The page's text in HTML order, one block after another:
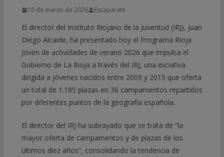
10 de marzo de 2026 Escaparate
El director del Instituto Riojano de la Juventud (IRJ), Juan
Diego Alcaide, ha presentado hoy el Programa Rioja
Joven de actividades de verano 2026 que impulsa el
Gobierno de La Rioja a través del IRJ, una iniciativa
dirigida a jóvenes nacidos entre 2009 y 2015 que oferta
un total de 1.185 plazas en 36 campamentos repartidos
por diferentes puntos de la geografía española.
El director del IRJ ha subrayado que se trata de “la
mayor oferta de campamentos y de plazas de los
últimos diez años”, consolidando la tendencia de